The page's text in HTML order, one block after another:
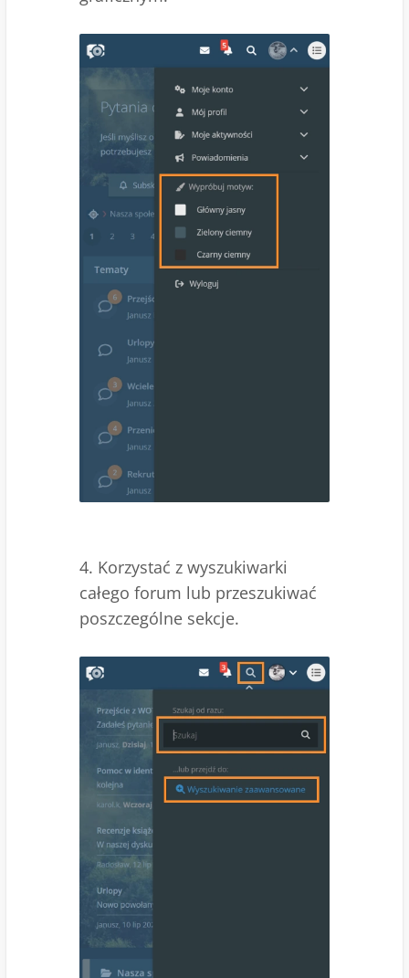
4. Korzystać z wyszukiwarki
całego forum lub przeszukiwać
poszczególne sekcje.